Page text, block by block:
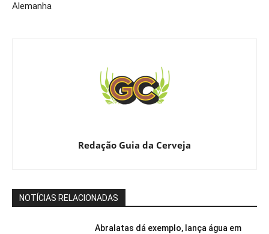
Alemanha
Redação Guia da Cerveja
NOTÍCIAS RELACIONADAS
Abralatas dá exemplo, lança água em